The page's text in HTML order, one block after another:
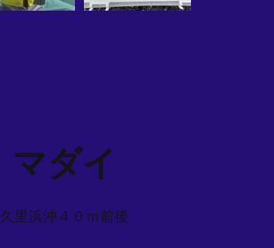
マダイ
久里浜沖４０ｍ前後